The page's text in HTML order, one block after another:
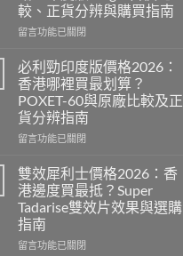
較、正貨分辨與購買指南
在
而
鋼
香
港
價
格
全
攻
略：
印
度
版
留言功能已關閉
必利勁印度版價格2026：
香港哪裡買最划算？
POXET-60與原廠比較及正
貨分辨指南
在
利
勁
印
度
版
價
留言功能已關閉
雙效犀利士價格2026：香
港邊度買最抵？Super
Tadarise雙效片效果與選購
指南
在
留言功能已關閉